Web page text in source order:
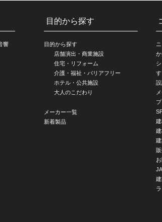
響
目的から探す
目的から探す
店舗演出・商業施設
住宅・リフォーム
介護・福祉・バリアフリー
ホテル・公共施設
大人のこだわり
メーカー一覧
新着製品